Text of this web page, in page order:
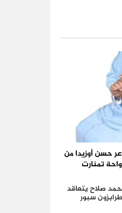
حسن أوزيدا من
تمنارت
صلاح يتعاقد
سبور